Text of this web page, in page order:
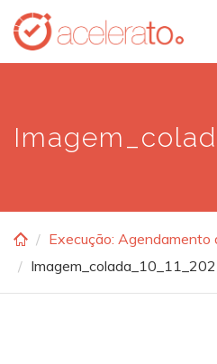
Skip
main
Execução: Agendamento